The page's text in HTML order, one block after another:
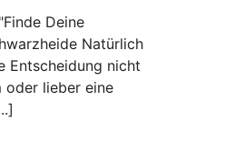
Deine
Natürlich
Entscheidung nicht
oder lieber eine